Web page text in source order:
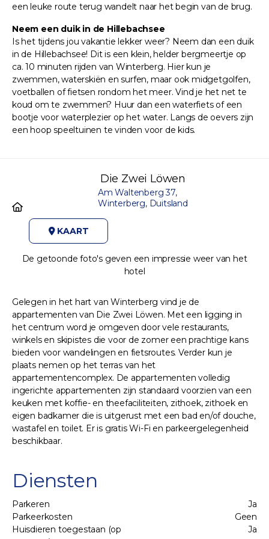
een leuke route terug wandelt naar het begin van de brug.
Neem een duik in de Hillebachsee
Is het tijdens jou vakantie lekker weer? Neem dan een duik
in de Hillebachsee! Dit is een klein, helder bergmeertje op
ca. 10 minuten rijden van Winterberg. Hier kun je
zwemmen, waterskiën en surfen, maar ook midgetgolfen,
voetballen of fietsen rondom het meer. Vind je het net te
koud om te zwemmen? Huur dan een waterfiets of een
bootje voor waterplezier op het water. Langs de oevers zijn
een hoop speeltuinen te vinden voor de kids.
Die Zwei Löwen
Am Waltenberg 37,
Winterberg, Duitsland
KAART
De getoonde foto's geven een impressie weer van het
hotel
Gelegen in het hart van Winterberg vind je de
appartementen van Die Zwei Löwen. Met een ligging in
het centrum word je omgeven door vele restaurants,
winkels en skipistes die voor de zomer een prachtige kans
bieden voor wandelingen en fietsroutes. Verder kun je
plaats nemen op het terras van het
appartementencomplex. De appartementen volledig
ingerichte appartementen zijn standaard voorzien van een
keuken met koffie- en theefaciliteiten, zithoek, zithoek en
eigen badkamer die is uitgerust met een bad en/of douche,
wastafel en toilet. Er is gratis Wi-Fi en parkeergelegenheid
beschikbaar.
Diensten
Parkeren
Ja
Parkeerkosten
Geen
Huisdieren toegestaan (op
Ja